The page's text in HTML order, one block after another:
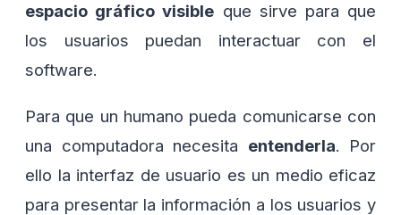
espacio gráfico visible que sirve para que
los usuarios puedan interactuar con el
software.
Para que un humano pueda comunicarse con
una computadora necesita entenderla. Por
ello la interfaz de usuario es un medio eficaz
para presentar la información a los usuarios y